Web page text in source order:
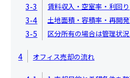
3-3 賃料収入・空室率・利回り
3-4 土地面積・容積率・再開
3-5 区分所有の場合は管理状
4 オフィス売却の流れ